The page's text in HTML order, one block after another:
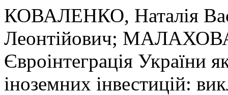
КОВАЛЕНКО, Наталія
Леонтійович;
Євроінтеграція України
іноземних інвестицій: